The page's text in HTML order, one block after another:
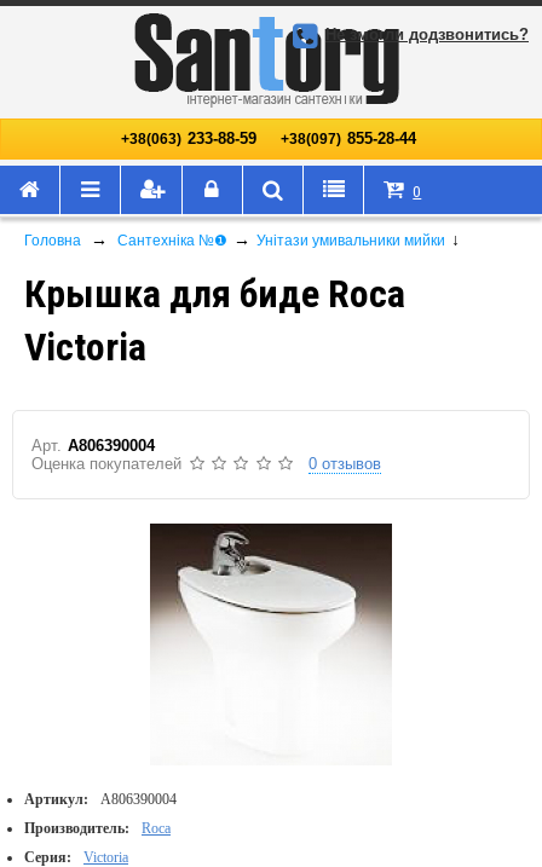
+38(063) 233-88-59 +38(097) 855-28-44
Не змогли додзвонитись?
0
Головна → Сантехніка №❶ → Унітази умивальники мийки ↓
Крышка для биде Roca
Victoria
Арт. A806390004
Оценка покупателей
0 отзывов
Артикул:
A806390004
Производитель:
Roca
Серия:
Victoria